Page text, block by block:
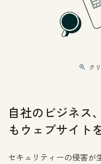
ク
自社のビジネス
もウェブサイト
セキュリティーの侵害が